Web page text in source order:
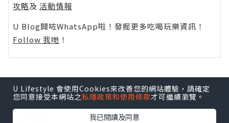
攻略及 活動情報
U Blog開咗WhatsApp啦！發掘更多吃喝玩樂資訊！
Follow 我哋 ！
0個讚好
U Lifestyle 會使用Cookies來改善您的網站體驗，請確定
您同意接受本網站之私隱政策和使用條款才可繼續瀏覽。
我已閱讀及同意